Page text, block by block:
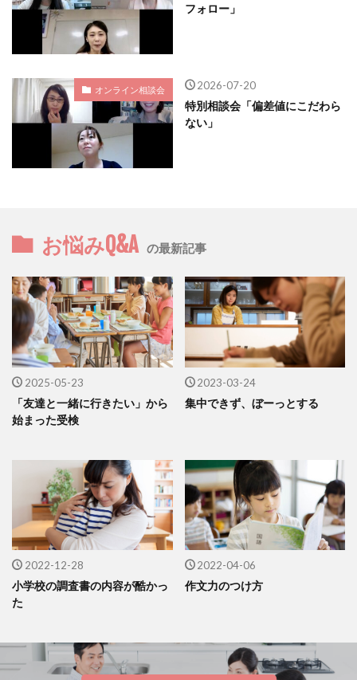
フォロー」
オンライン相談会 2026-07-20
特別相談会「偏差値にこだわら
ない」
お悩みQ&A の最新記事
2025-05-23
「友達と一緒に行きたい」から
始まった受検
2023-03-24
集中できず、ぼーっとする
2022-12-28
小学校の調査書の内容が酷かっ
た
2022-04-06
作文力のつけ方